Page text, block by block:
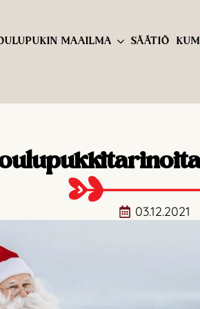
MAAILMA SÄÄTIÖ
03.12.2021